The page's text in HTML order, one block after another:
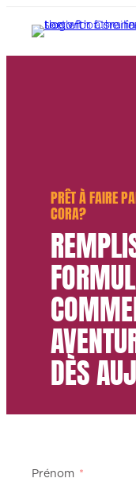
PRÊT À FAIRE
CORA?
DÈS
Prénom